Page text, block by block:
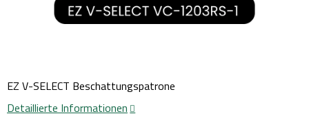
EZ V-SELECT Beschattungspatrone
Detaillierte Informationen